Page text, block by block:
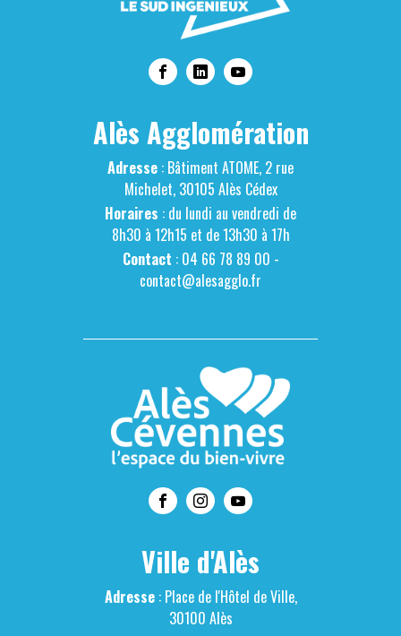
Alès Agglomération
Adresse : Bâtiment ATOME, 2 rue
Michelet, 30105 Alès Cédex
Horaires : du lundi au vendredi de
8h30 à 12h15 et de 13h30 à 17h
Contact : 04 66 78 89 00 -
contact@alesagglo.fr
Ville d'Alès
Adresse: Place de l'Hôtel de Ville,
30100 Alès